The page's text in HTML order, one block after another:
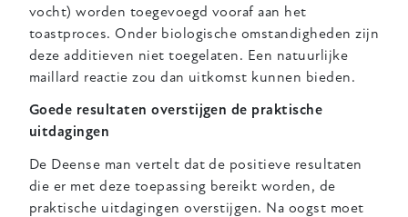
vocht) worden toegevoegd vooraf aan het
toastproces. Onder biologische omstandigheden zijn
deze additieven niet toegelaten. Een natuurlijke
maillard reactie zou dan uitkomst kunnen bieden.
Goede resultaten overstijgen de praktische
uitdagingen
De Deense man vertelt dat de positieve resultaten
die er met deze toepassing bereikt worden, de
praktische uitdagingen overstijgen. Na oogst moet